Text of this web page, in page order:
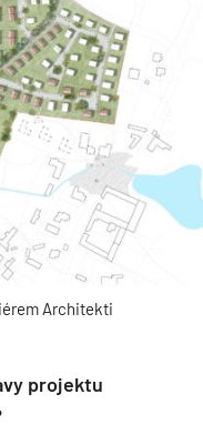
Architekti
projektu